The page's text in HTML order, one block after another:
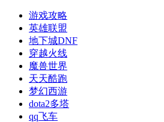
游戏攻略
英雄联盟
地下城DNF
穿越火线
魔兽世界
天天酷跑
梦幻西游
dota2多塔
qq飞车